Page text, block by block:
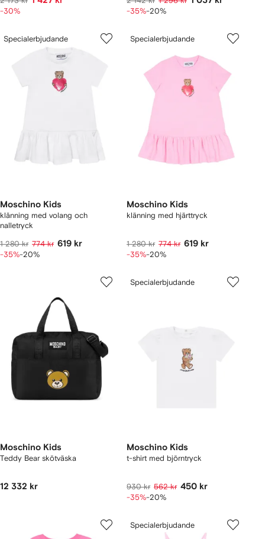
-30% -35%-20%
Specialerbjudande
Moschino Kids
klänning med volang och
nalletryck
1 280 kr 774 kr 619 kr
-35%-20%
Specialerbjudande
Moschino Kids
klänning med hjärttryck
1 280 kr 774 kr 619 kr
-35%-20%
Moschino Kids
Teddy Bear skötväska
12 332 kr
Specialerbjudande
Moschino Kids
t-shirt med björntryck
930 kr 562 kr 450 kr
-35%-20%
Specialerbjudande